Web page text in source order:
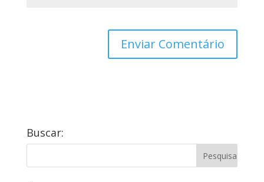
Buscar: